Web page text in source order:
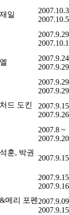
일
2007.10.5
2007.10.1
2007.9.29
2007.9.29
드 도킨
2007.9.26
2007.8 ~
2007.9.20
훈, 박권
2007.9.16
메리 포펜
2007.9.15